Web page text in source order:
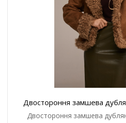
Двостороння замшева
Двостороння замшева